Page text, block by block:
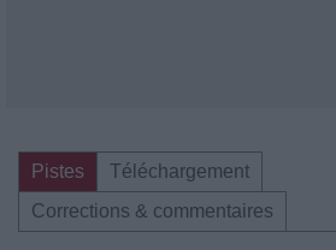
Pistes
Téléchargement
Corrections & commentaires